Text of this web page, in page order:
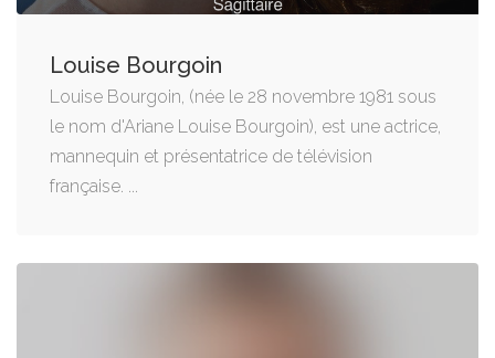
Louise Bourgoin
Louise Bourgoin, (née le 28 novembre 1981 sous
le nom d'Ariane Louise Bourgoin), est une actrice,
mannequin et présentatrice de télévision
française. ...